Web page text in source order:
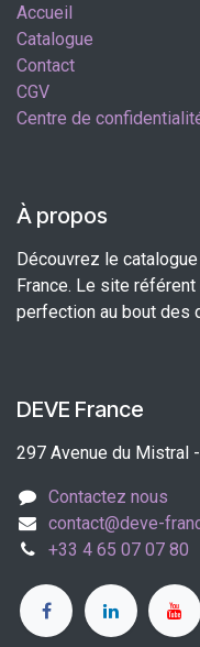
Accueil
Catalogue
Contact
CGV
Centre de
À propos
Découvrez le
France. Le site
perfection au bout des
DEVE France
297 Avenue du Mistral
Contactez nous
contact@deve-
+33 4 65 07 07 80